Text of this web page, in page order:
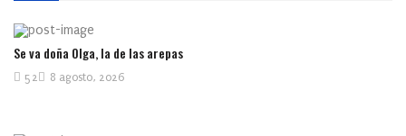
Se va doña Olga, la de las arepas
8 agosto, 2026
52